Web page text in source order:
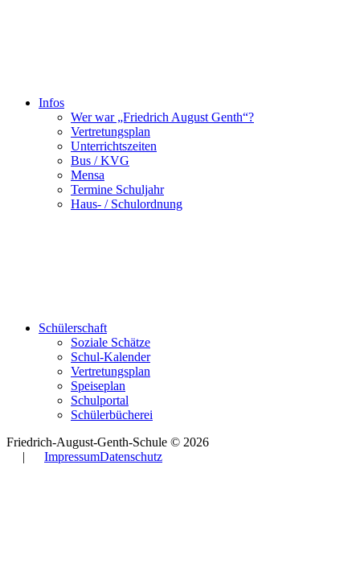
Infos
Wer war „Friedrich August Genth“?
Vertretungsplan
Unterrichtszeiten
Bus / KVG
Mensa
Termine Schuljahr
Haus- / Schulordnung
Schülerschaft
Soziale Schätze
Schul-Kalender
Vertretungsplan
Speiseplan
Schulportal
Schülerbücherei
Friedrich-August-Genth-Schule © 2026
| ImpressumDatenschutz